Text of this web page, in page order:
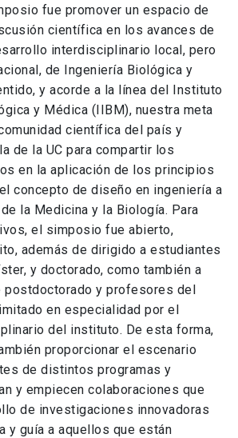
fue promover un espacio de
científica en los avances de
interdisciplinario local, pero
de Ingeniería Biológica y
y acorde a la línea del Instituto
y Médica (IIBM), nuestra meta
científica del país y
de la UC para compartir los
en la aplicación de los principios
concepto de diseño en ingeniería a
la Medicina y la Biología. Para
el simposio fue abierto,
además de dirigido a estudiantes
y doctorado, como también a
postdoctorado y profesores del
en especialidad por el
del instituto. De esta forma,
proporcionar el escenario
de distintos programas y
y empiecen colaboraciones que
de investigaciones innovadoras
y guía a aquellos que están